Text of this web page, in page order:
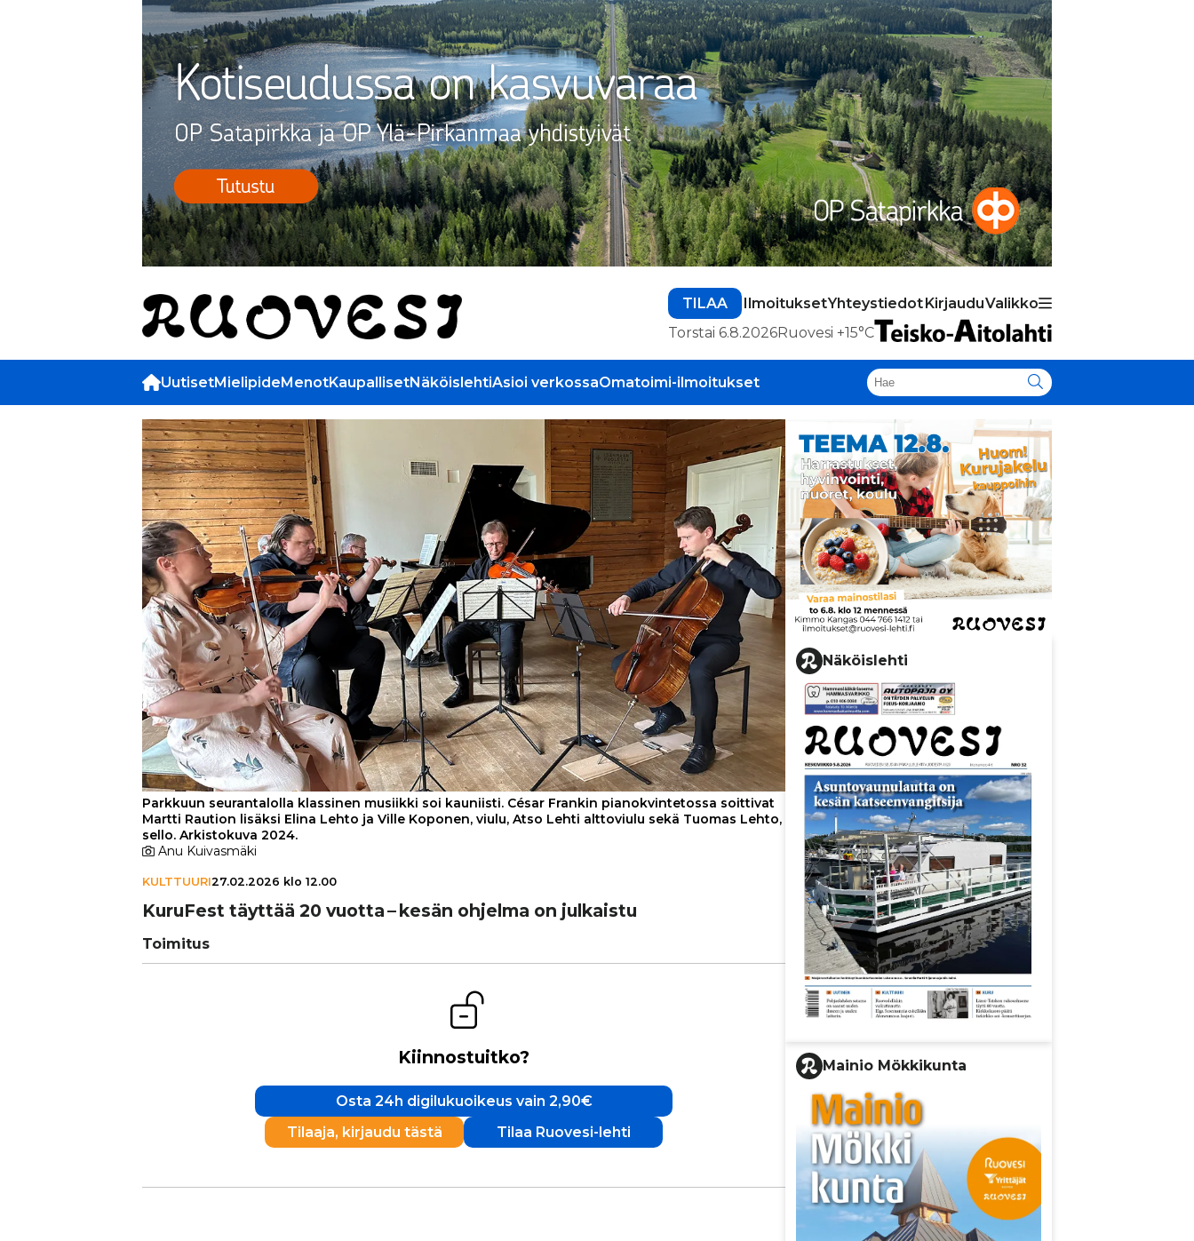
TILAA IlmoituksetYhteystiedotKirjauduValikko
Torstai 6.8.2026Ruovesi +15°C
UutisetMielipideMenotKaupallisetNäköislehtiAsioi verkossaOmatoimi-ilmoitukset
Parkkuun seurantalolla klassinen musiikki soi kauniisti. César Frankin pianokvintetossa soittivat
Martti Raution lisäksi Elina Lehto ja Ville Koponen, viulu, Atso Lehti alttoviulu sekä Tuomas Lehto,
sello. Arkistokuva 2024.
Anu Kuivasmäki
KULTTUURI27.02.2026 klo 12.00
KuruFest täyttää 20 vuotta – kesän ohjelma on julkaistu
Toimitus
Kiinnostuitko?
Osta 24h digilukuoikeus vain 2,90€
Tilaaja, kirjaudu tästä
Tilaa Ruovesi-lehti
Näköislehti
Mainio Mökkikunta